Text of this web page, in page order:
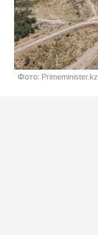
Фото: Primeminister.kz